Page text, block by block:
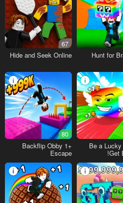
Hunt for
67
Hide and Seek Online
Be a
Get
80
+1 Backflip Obby
Escape